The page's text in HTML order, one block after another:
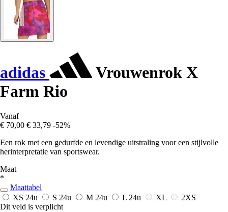
adidas
Vrouwenrok X
Farm Rio
Vanaf
€ 70,00 € 33,79 -52%
Een rok met een gedurfde en levendige uitstraling voor een stijlvolle
herinterpretatie van sportswear.
Maat
*
Maattabel
XS 24u S 24u M 24u L 24u XL
2XS
Dit veld is verplicht